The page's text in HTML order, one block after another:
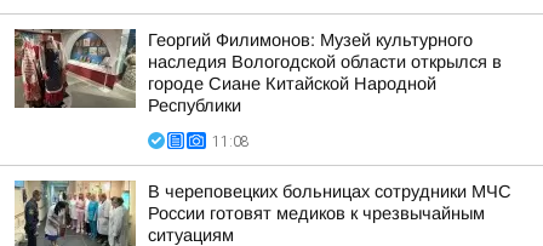
Георгий Филимонов: Музей культурного
наследия Вологодской области открылся в
городе Сиане Китайской Народной
Республики
11:08
В череповецких больницах сотрудники МЧС
России готовят медиков к чрезвычайным
ситуациям